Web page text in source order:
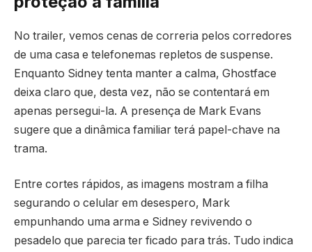
No trailer, vemos cenas de correria pelos corredores
de uma casa e telefonemas repletos de suspense.
Enquanto Sidney tenta manter a calma, Ghostface
deixa claro que, desta vez, não se contentará em
apenas persegui-la. A presença de Mark Evans
sugere que a dinâmica familiar terá papel-chave na
trama.
Entre cortes rápidos, as imagens mostram a filha
segurando o celular em desespero, Mark
empunhando uma arma e Sidney revivendo o
pesadelo que parecia ter ficado para trás. Tudo indica